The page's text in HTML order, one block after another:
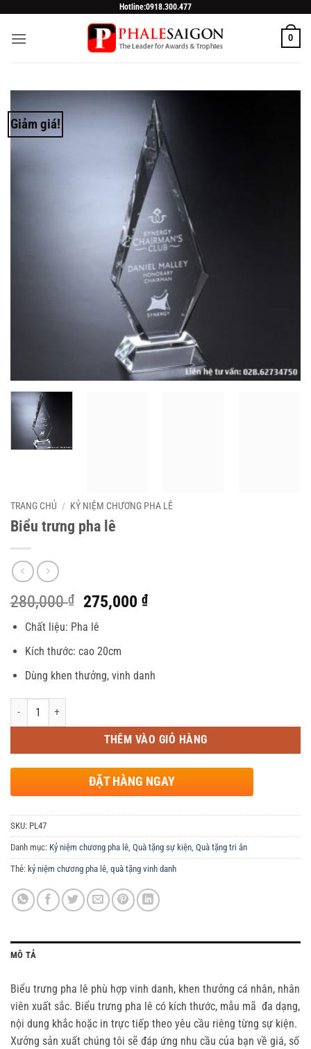
content
Hotline:0918.300.477
0
Giảm giá!
TRANG CHỦ / KỶ NIỆM CHƯƠNG PHA LÊ
Biểu trưng pha lê
280,000₫
Giá
gốc
là:
280,000 ₫.
275,000₫Giá
275,000 ₫.
Chất liệu: Pha lê
Kích thước: cao 20cm
Dùng khen thưởng, vinh danh
Số lượng
THÊM VÀO GIỎ HÀNG
ĐẶT HÀNG NGAY
SKU: PL47
Danh mục: Kỷ niệm chương pha lê, Quà tặng sự kiện, Quà tặng tri ân
Thẻ: kỷ niệm chương pha lê, quà tặng vinh danh
MÔ TẢ
Biểu trưng pha lê phù hợp vinh danh, khen thưởng cá nhân, nhân
viên xuất sắc. Biểu trưng pha lê có kích thước, mẫu mã đa dạng,
nội dung khắc hoặc in trực tiếp theo yêu cầu riêng từng sự kiện.
Xưởng sản xuất chúng tôi sẽ đáp ứng nhu cầu của bạn về giá, số